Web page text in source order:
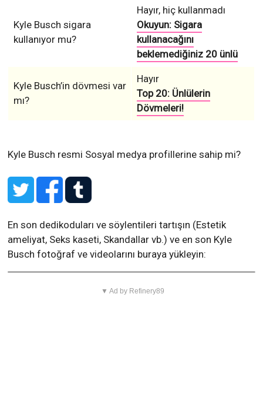
Kyle Busch sigara
kullanıyor mu?
Hayır, hiç kullanmadı
Okuyun: Sigara
kullanacağını
beklemediğiniz 20 ünlü
Kyle Busch’in dövmesi var
mı?
Hayır
Top 20: Ünlülerin
Dövmeleri!
Kyle Busch resmi Sosyal medya profillerine sahip mi?
En son dedikoduları ve söylentileri tartışın (Estetik
ameliyat, Seks kaseti, Skandallar vb.) ve en son Kyle
Busch fotoğraf ve videolarını buraya yükleyin:
▼ Ad by Refinery89